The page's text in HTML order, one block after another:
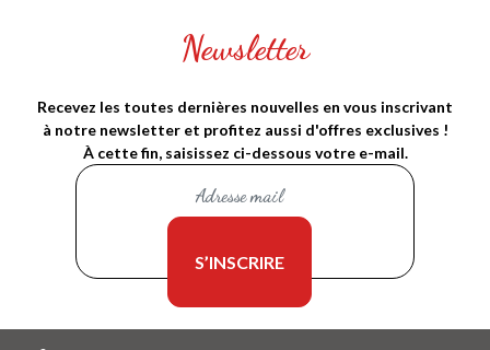
Newsletter
Recevez les toutes dernières nouvelles en vous inscrivant
à notre newsletter et profitez aussi d'offres exclusives !
À cette fin, saisissez ci-dessous votre e-mail.